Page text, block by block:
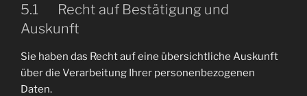
5.1 Recht auf Bestätigung und
Auskunft
Sie haben das Recht auf eine übersichtliche Auskunft
über die Verarbeitung Ihrer personenbezogenen
Daten.